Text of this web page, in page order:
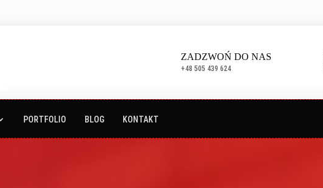
ZADZWOŃ DO NAS
+48 505 439 624
PORTFOLIO BLOG KONTAKT